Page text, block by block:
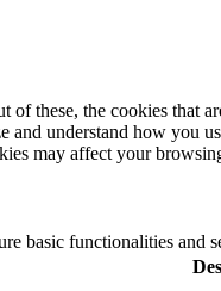
the cookies that
understand how
may affect your
basic functionalities and